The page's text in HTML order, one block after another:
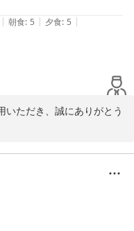
赤座エビの甘露煮は殻まで
はアゼリアの木がたくさん
てみたいです。
| 朝食: 5 | 夕食: 5 |
いただき、誠にありがとう
のこと、大変光栄に存じま
ただけなかった点につき